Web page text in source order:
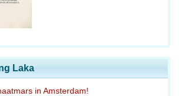
Laka
in Amsterdam!